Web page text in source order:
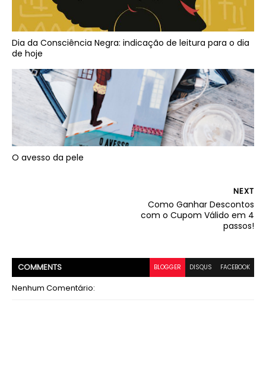
Dia da Consciência Negra: indicação de leitura para o dia
de hoje
O avesso da pele
NEXT
Como Ganhar Descontos
com o Cupom Válido em 4
passos!
COMMENTS BLOGGER DISQUS FACEBOOK
Nenhum Comentário: